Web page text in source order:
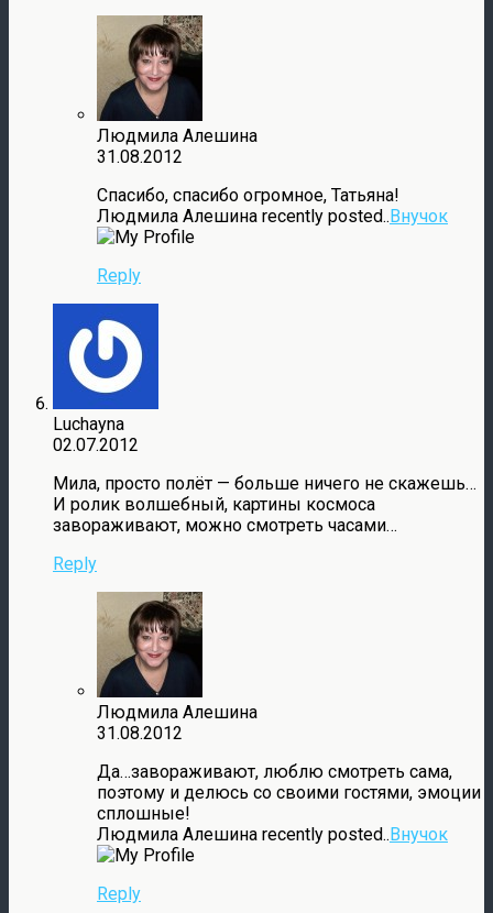
Людмила Алешина
31.08.2012
Спасибо, спасибо огромное, Татьяна!
Людмила Алешина recently posted.. Внучок
Reply
Luchayna
02.07.2012
Мила, просто полёт — больше ничего не скажешь…
И ролик волшебный, картины космоса
завораживают, можно смотреть часами…
Reply
Людмила Алешина
31.08.2012
Да…завораживают, люблю смотреть сама,
поэтому и делюсь со своими гостями, эмоции
сплошные!
Людмила Алешина recently posted.. Внучок
Reply